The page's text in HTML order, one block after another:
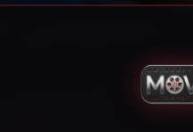
Inggris,